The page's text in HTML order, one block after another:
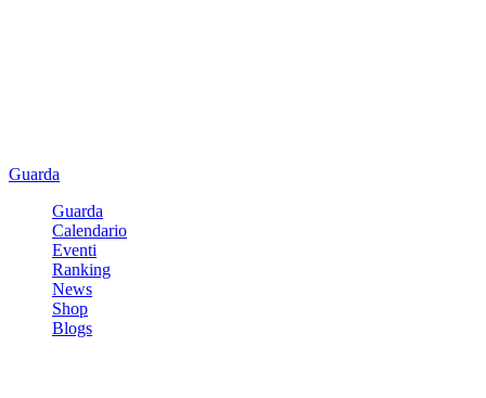
Guarda
Guarda
Calendario
Eventi
Ranking
News
Shop
Blogs